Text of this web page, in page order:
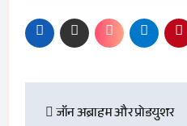
Post
जॉन अब्राहम और प्रोडयुशर